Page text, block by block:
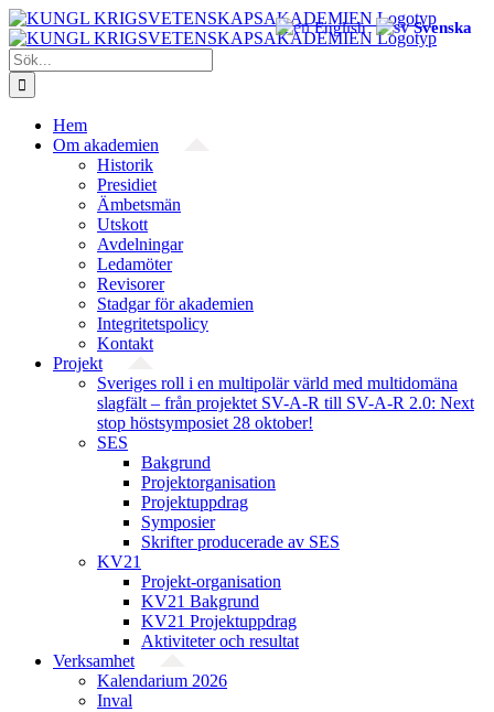
Fortsätt
till
innehållet
Sök
efter:
Hem
Om akademien
Historik
Presidiet
Ämbetsmän
Utskott
Avdelningar
Ledamöter
Revisorer
Stadgar för akademien
Integritetspolicy
Kontakt
Projekt
Sveriges roll i en multipolär värld med multidomäna
slagfält – från projektet SV-A-R till SV-A-R 2.0: Next
stop höstsymposiet 28 oktober!
SES
Bakgrund
Projekt­organisation
Projektuppdrag
Symposier
Skrifter producerade av SES
KV21
Projekt-organisation
KV21 Bakgrund
KV21 Projektuppdrag
Aktiviteter och resultat
Verksamhet
Kalendarium 2026
Inval
English Svenska